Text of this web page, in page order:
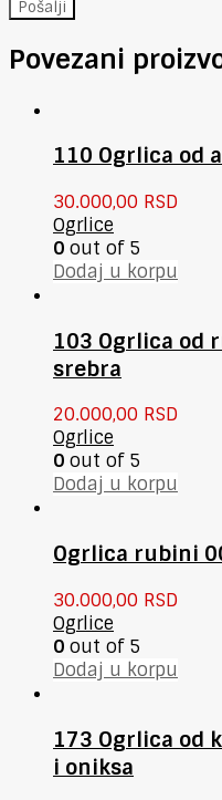
Povezani
110 Ogrlica od
30.000,00 RSD
Ogrlice
0 out of 5
Dodaj u korpu
103 Ogrlica od
srebra
20.000,00 RSD
Ogrlice
0 out of 5
Dodaj u korpu
Ogrlica rubini
30.000,00 RSD
Ogrlice
0 out of 5
Dodaj u korpu
173 Ogrlica od
i oniksa